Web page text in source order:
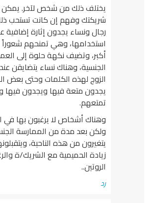
يختلف ذلك من شخص لآخر.
شريكتك وفهم إن كانت تستحب
رجال ونساء يجدون إثارة إضافية
استخدامها، وهي تمنحهم
أكبر، وتضيف نكهة حلوة إلى
الجنسية، وهناك نساء يتضايقن
الزوج لهذه الكلمات وحتى بعض
يجدون متعة فيها ويجدون فيها
تمتعهم.
وهناك أشخاص لا يرغبون بها في
ولكن بعد مدة من الممارسة
يتغيرون من هذه الناحية،
زيادة الحميمية مع الشريك/ة
الروتين..
رد